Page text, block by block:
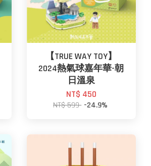
【TRUE WAY TOY】
2024熱氣球嘉年華-朝
日溫泉
NT$ 450
NT$ 599 -24.9%